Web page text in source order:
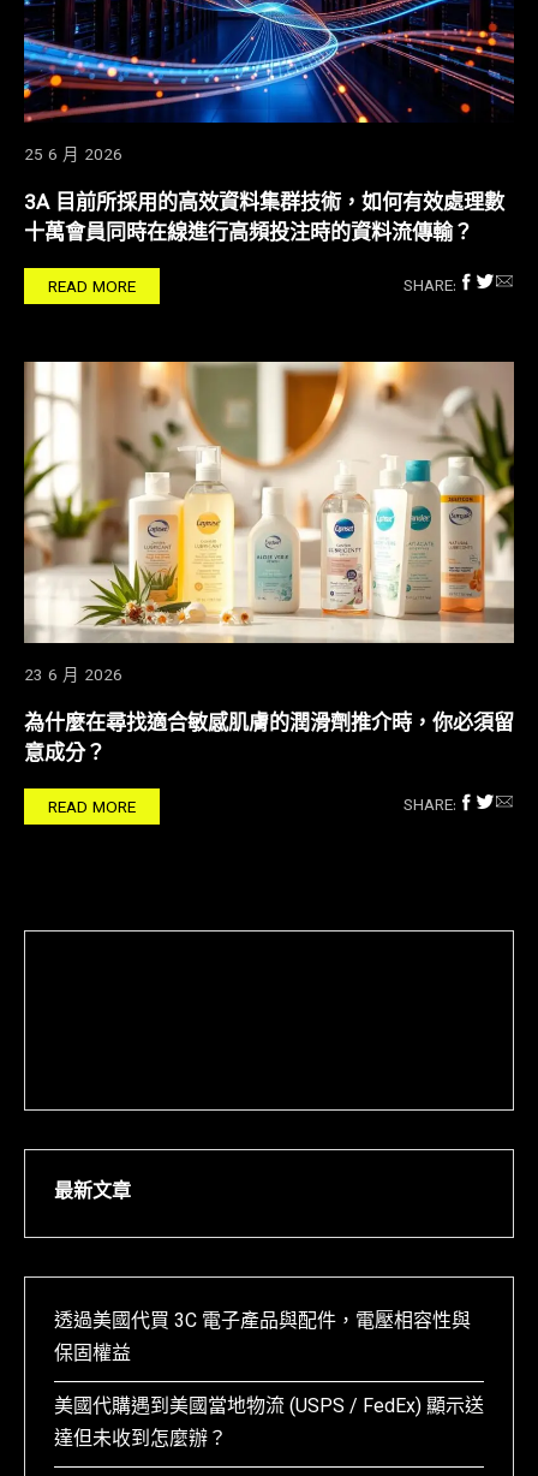
25 6 月 2026
3A 目前所採用的高效資料集群技術，如何有效處理數
十萬會員同時在線進行高頻投注時的資料流傳輸？
READ MORE SHARE:
23 6 月 2026
為什麼在尋找適合敏感肌膚的潤滑劑推介時，你必須留
意成分？
READ MORE SHARE:
最新文章
透過美國代買 3C 電子產品與配件，電壓相容性與
保固權益
美國代購遇到美國當地物流 (USPS / FedEx) 顯示送
達但未收到怎麼辦？